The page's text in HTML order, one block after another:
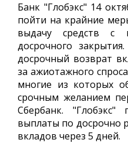
Банк "Глобэкс" 14
пойти на крайние
выдачу средств с
досрочного
досрочный возврат
за ажиотажного
многие из которых
срочным желанием
Сбербанк. "Глобэкс"
выплаты по досрочно
вкладов через 5 дней.